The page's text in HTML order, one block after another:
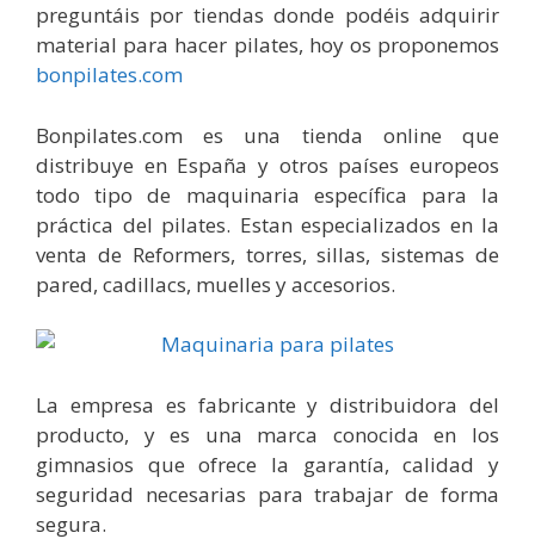
preguntáis por tiendas donde podéis adquirir
material para hacer pilates, hoy os proponemos
bonpilates.com
Bonpilates.com es una tienda online que
distribuye en España y otros países europeos
todo tipo de maquinaria específica para la
práctica del pilates. Estan especializados en la
venta de Reformers, torres, sillas, sistemas de
pared, cadillacs, muelles y accesorios.
La empresa es fabricante y distribuidora del
producto, y es una marca conocida en los
gimnasios que ofrece la garantía, calidad y
seguridad necesarias para trabajar de forma
segura.